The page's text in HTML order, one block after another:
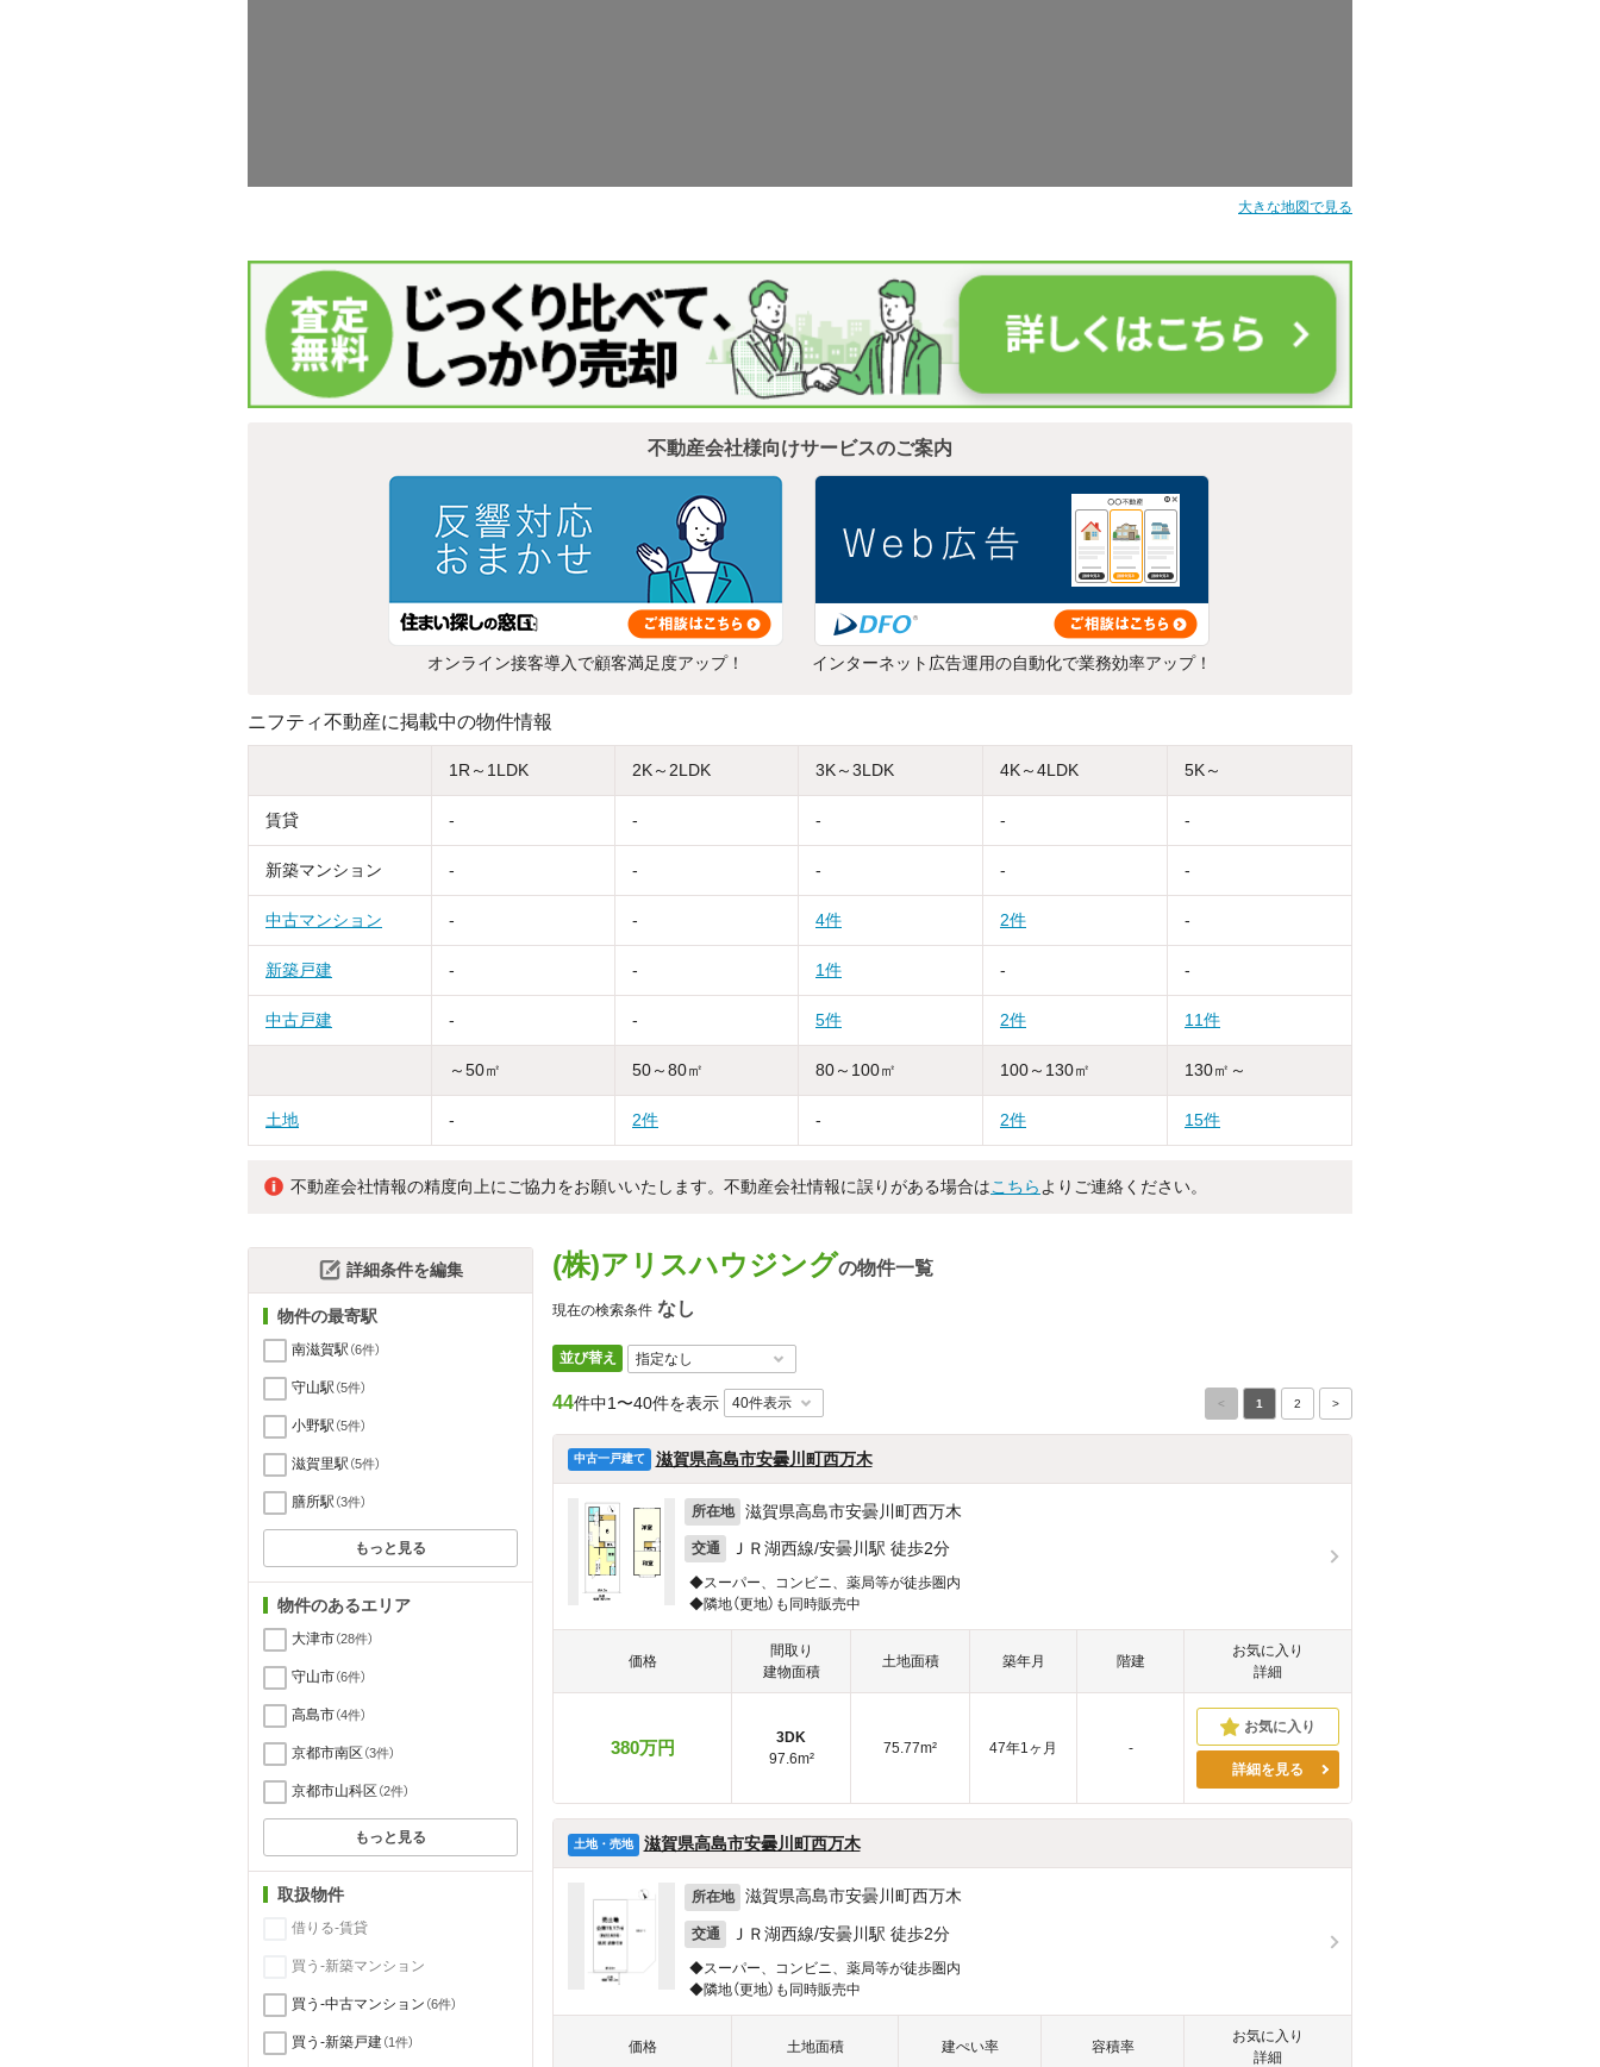
大きな地図で見る
不動産会社様向けサービスのご案内
オンライン接客導入で顧客満足度アップ！ インターネット広告運用の自動化で業務効率アップ！
ニフティ不動産に掲載中の物件情報
1R～1LDK 2K～2LDK 3K～3LDK 4K～4LDK 5K～
賃貸 - - - - -
新築マンション - - - - -
中古マンション - - 4件 2件 -
新築戸建 - - 1件 - -
中古戸建 - - 5件 2件 11件
～50㎡ 50～80㎡ 80～100㎡ 100～130㎡ 130㎡～
土地 - 2件 - 2件 15件
不動産会社情報の精度向上にご協力をお願いいたします。不動産会社情報に誤りがある場合はこちら よりご連絡ください。
(株)アリスハウジングの物件一覧
現在の検索条件 なし
並び替え
44件中1〜40件を表示 < 1 2 >
中古一戸建て 滋賀県高島市安曇川町西万木
所在地 滋賀県高島市安曇川町西万木
交通 ＪＲ湖西線/安曇川駅 徒歩2分
◆スーパー、コンビニ、薬局等が徒歩圏内
◆隣地（更地）も同時販売中
価格
間取り
建物面積
土地面積 築年月 階建
お気に入り
詳細
380万円
3DK
97.6m²
75.77m² 47年1ヶ月
-
詳細を見る
土地・売地 滋賀県高島市安曇川町西万木
所在地 滋賀県高島市安曇川町西万木
交通 ＪＲ湖西線/安曇川駅 徒歩2分
◆スーパー、コンビニ、薬局等が徒歩圏内
◆隣地（更地）も同時販売中
価格 土地面積 建ぺい率 容積率
お気に入り
詳細
詳細条件を編集
物件の最寄駅
南滋賀駅 （6件）
守山駅 （5件）
小野駅 （5件）
滋賀里駅 （5件）
膳所駅 （3件）
もっと見る
物件のあるエリア
大津市（28件）
守山市（6件）
高島市（4件）
京都市南区 （3件）
京都市山科区 （2件）
もっと見る
取扱物件
借りる-賃貸
買う-新築マンション
買う-中古マンション （6件）
買う-新築戸建（1件）